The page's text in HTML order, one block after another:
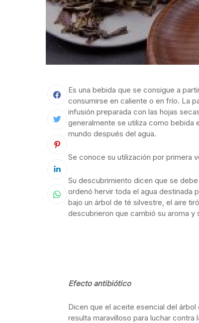
Es una bebida que se consigue a
consumirse en caliente o en frío. La
infusión preparada con las hojas
generalmente se utiliza como bebida
mundo después del agua.
Se conoce su utilización por primera
Su descubrimiento dicen que se
ordenó hervir toda el agua destinada
bajo un árbol de té silvestre, el aire
descubrieron que cambió su aroma
Efecto antibiótico
Dicen que el aceite esencial del
resulta maravilloso para luchar